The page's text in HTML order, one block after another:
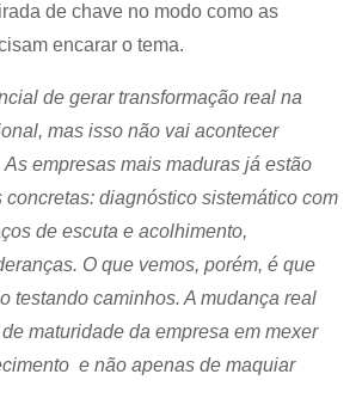
de chave no modo como as
encarar o tema.
de gerar transformação real na
mas isso não vai acontecer
empresas mais maduras já estão
concretas: diagnóstico sistemático com
de escuta e acolhimento,
O que vemos, porém, é que
testando caminhos. A mudança real
maturidade da empresa em mexer
e não apenas de maquiar